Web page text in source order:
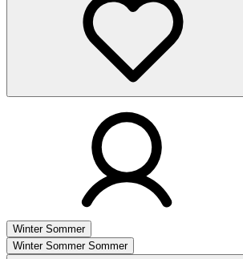
Winter Sommer
Winter Sommer Sommer